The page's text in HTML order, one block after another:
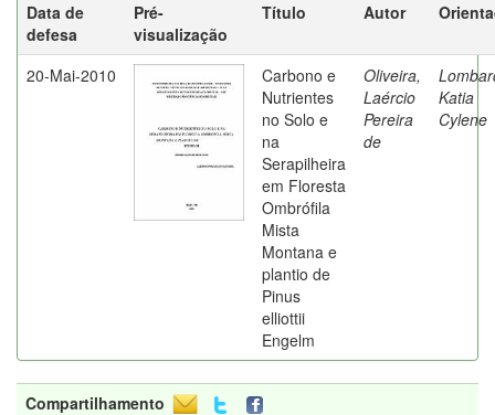
Data de
defesa
Pré-
visualização
Título Autor
20-Mai-2010
Carbono e
Nutrientes
no Solo e
na
Serapilheira
em Floresta
Ombrófila
Mista
Montana e
plantio de
Pinus
elliottii
Engelm
Oliveira,
Laércio
Pereira
de
Katia
Cylene
Compartilhamento